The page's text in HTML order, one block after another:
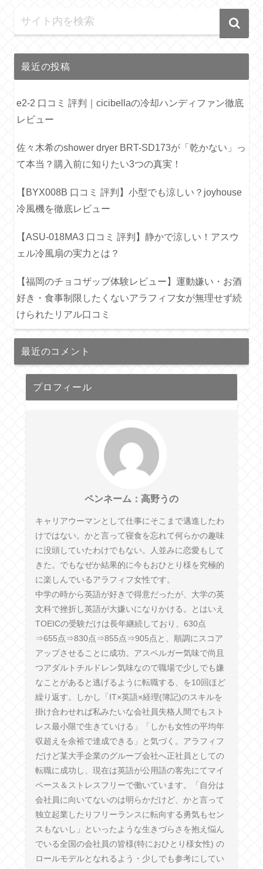
最近の投稿
e2-2 口コミ 評判｜cicibellaの冷却ハンディファン徹底
レビュー
佐々木希のshower dryer BRT-SD173が「乾かない」っ
て本当？購入前に知りたい3つの真実！
【BYX008B 口コミ 評判】小型でも涼しい？joyhouse
冷風機を徹底レビュー
【ASU-018MA3 口コミ 評判】静かで涼しい！アスウ
ェル冷風扇の実力とは？
【福岡のチョコザップ体験レビュー】運動嫌い・お酒
好き・食事制限したくないアラフィフ女が無理せず続
けられたリアル口コミ
最近のコメント
プロフィール
ペンネーム：高野うの
キャリアウーマンとして仕事にそこまで邁進したわ
けではない。かと言って寝食を忘れて何らかの趣味
に没頭していたわけでもない。人並みに恋愛もして
きた。でもなぜか結果的に今もおひとり様を究極的
に楽しんでいるアラフィフ女性です。
中学の時から英語が好きで得意だったが、大学の英
文科で挫折し英語が大嫌いになりかける。とはいえ
TOEICの受験だけは長年継続しており、630点
⇒655点⇒830点⇒855点⇒905点と、順調にスコア
アップさせることに成功。アスペルガー気味で尚且
つアダルトチルドレン気味なので職場で少しでも嫌
なことがあると逃げるように転職する、を10回ほど
繰り返す。しかし「IT×英語×経理(簿記)のスキルを
掛け合わせれば私みたいな会社員失格人間でもスト
レス最小限で生きていける」「しかも女性の平均年
収超えを余裕で達成できる」と気づく。アラフィフ
だけど某大手企業のグループ会社へ正社員としての
転職に成功し、現在は英語が公用語の客先にてマイ
ペース＆ストレスフリーで働いています。「自分は
会社員に向いてないのは明らかだけど、かと言って
独立起業したりフリーランスに転向する勇気もセン
スもないし」といったような生きづらさを抱え悩ん
でいる全国の会社員の皆様(特におひとり様女性) の
ロールモデルとなれるよう・少しでも参考にしてい